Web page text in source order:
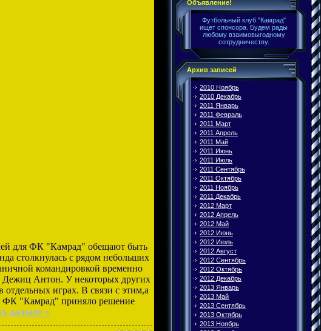
для ФК "Камрад" обещают быть
столкнулась с рядом небольших
командировкой временно
Дежиц Антон. У некоторых других
играх. В связи с этим,а
ФК "Камрад" приняло решение
дальше »
Объявление!
Футбольный клуб "Камрад"
ищет спонсора. Будем рады
любому взаимовыгодному
сотрудничеству.
Архив записей
2010 Ноябрь
2010 Декабрь
2011 Январь
2011 Февраль
2011 Март
2011 Апрель
2011 Май
2011 Июнь
2011 Июль
2011 Сентябрь
2011 Октябрь
2011 Ноябрь
2011 Декабрь
2012 Март
2012 Апрель
2012 Май
2012 Июнь
2012 Июль
2012 Август
2012 Сентябрь
2012 Октябрь
2012 Декабрь
2013 Январь
2013 Май
2013 Сентябрь
2013 Октябрь
2013 Ноябрь